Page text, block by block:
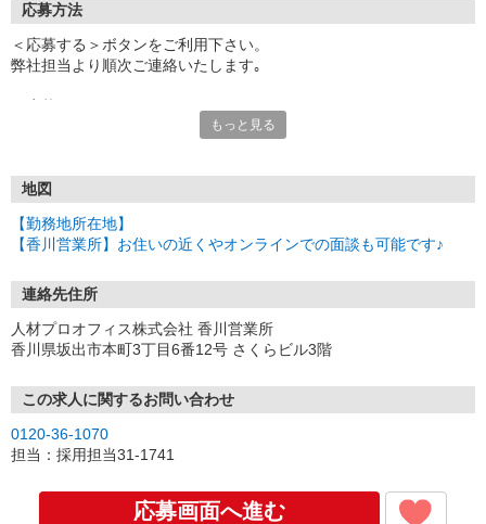
応募方法
＜応募する＞ボタンをご利用下さい。
弊社担当より順次ご連絡いたします｡
STEP1：応募（Web・お電話）
STEP4：お仕事スタート！
※登録・面談は、ご自宅や車の中でも参加できる「カンタンWeb面
談」がおススメです。
お気軽にご相談ください。
お電話でのご応募もお待ちしております♪
［平日］8:30〜19:00／［土日祝］9:00〜17:00
もっと見る
地図
【勤務地所在地】
【香川営業所】お住いの近くやオンラインでの面談も可能です♪
連絡先住所
人材プロオフィス株式会社 香川営業所
香川県坂出市本町3丁目6番12号 さくらビル3階
この求人に関するお問い合わせ
0120-36-1070
担当：採用担当31-1741
応募画面へ進む